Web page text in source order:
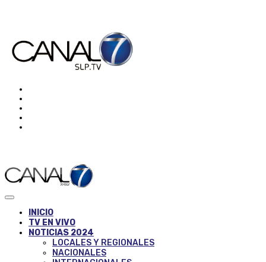
INICIO
TV EN VIVO
NOTICIAS 2024
LOCALES Y REGIONALES
NACIONALES